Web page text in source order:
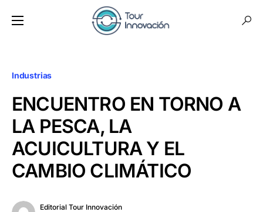
Industrias
ENCUENTRO EN TORNO A
LA PESCA, LA
ACUICULTURA Y EL
CAMBIO CLIMÁTICO
Editorial Tour Innovación